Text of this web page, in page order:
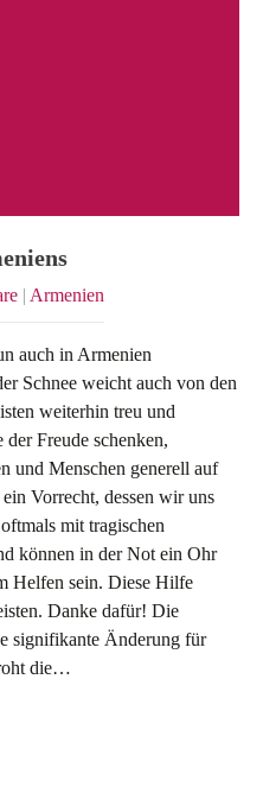
| Armenien
auch in Armenien
Schnee weicht auch von den
weiterhin treu und
Freude schenken,
und Menschen generell auf
Vorrecht, dessen wir uns
mit tragischen
können in der Not ein Ohr
Helfen sein. Diese Hilfe
Danke dafür! Die
signifikante Änderung für
die…